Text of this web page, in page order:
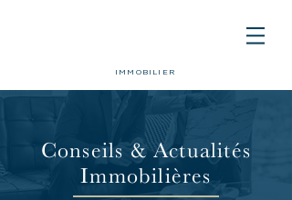
IMMOBILIER
Conseils & Actualités
Immobilières